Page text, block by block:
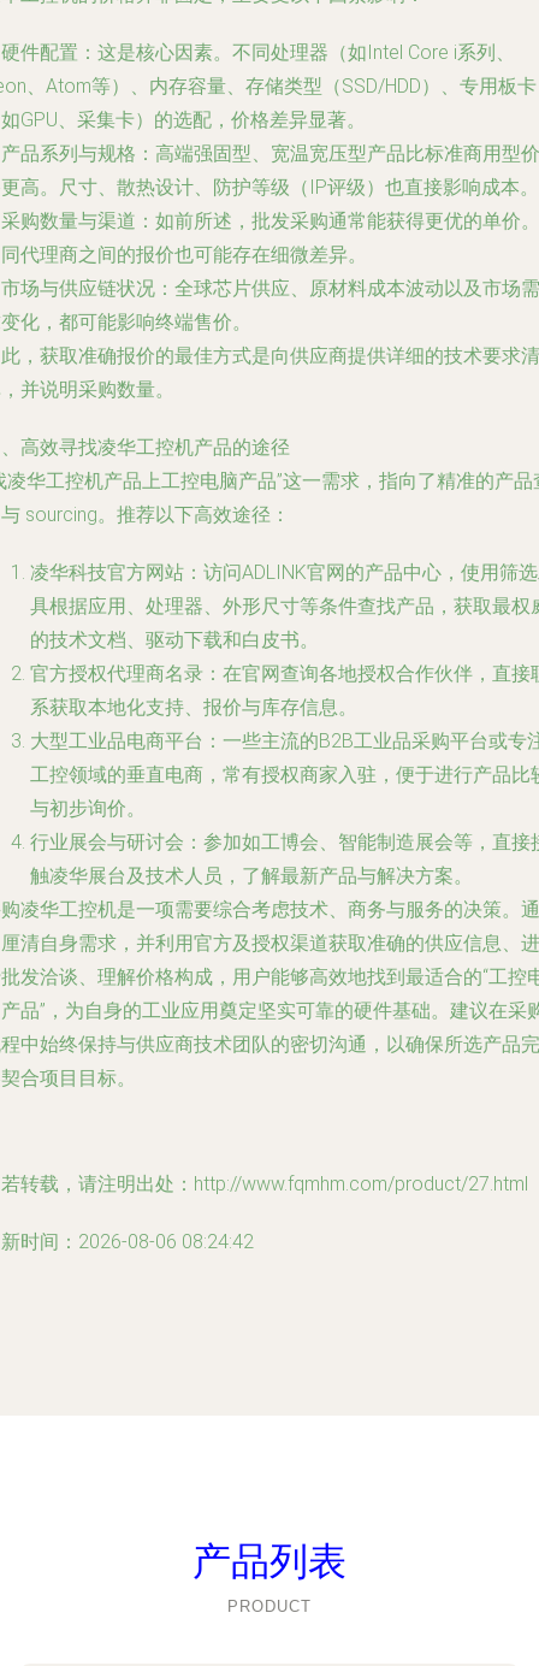
件配置：这是核心因素。不同处理器（如Intel Core i系列、
、Atom等）、内存容量、存储类型（SSD/HDD）、专用板卡
GPU、采集卡）的选配，价格差异显著。
品系列与规格：高端强固型、宽温宽压型产品比标准商用型价
高。尺寸、散热设计、防护等级（IP评级）也直接影响成本。
购数量与渠道：如前所述，批发采购通常能获得更优的单价。
代理商之间的报价也可能存在细微差异。
场与供应链状况：全球芯片供应、原材料成本波动以及市场需
化，都可能影响终端售价。
，获取准确报价的最佳方式是向供应商提供详细的技术要求清
并说明采购数量。
高效寻找凌华工控机产品的途径
凌华工控机产品上工控电脑产品”这一需求，指向了精准的产品
sourcing。推荐以下高效途径：
凌华科技官方网站：访问ADLINK官网的产品中心，使用筛
具根据应用、处理器、外形尺寸等条件查找产品，获取最权
的技术文档、驱动下载和白皮书。
官方授权代理商名录：在官网查询各地授权合作伙伴，直接
系获取本地化支持、报价与库存信息。
大型工业品电商平台：一些主流的B2B工业品采购平台或专
工控领域的垂直电商，常有授权商家入驻，便于进行产品比
与初步询价。
行业展会与研讨会：参加如工博会、智能制造展会等，直接
触凌华展台及技术人员，了解最新产品与解决方案。
凌华工控机是一项需要综合考虑技术、商务与服务的决策。通
清自身需求，并利用官方及授权渠道获取准确的供应信息、进
发洽谈、理解价格构成，用户能够高效地找到最适合的“工控
品”，为自身的工业应用奠定坚实可靠的硬件基础。建议在采
中始终保持与供应商技术团队的密切沟通，以确保所选产品完
合项目目标。
转载，请注明出处：http://www.fqmhm.com/product/27.html
时间：2026-08-06 08:24:42
产品列表
PRODUCT